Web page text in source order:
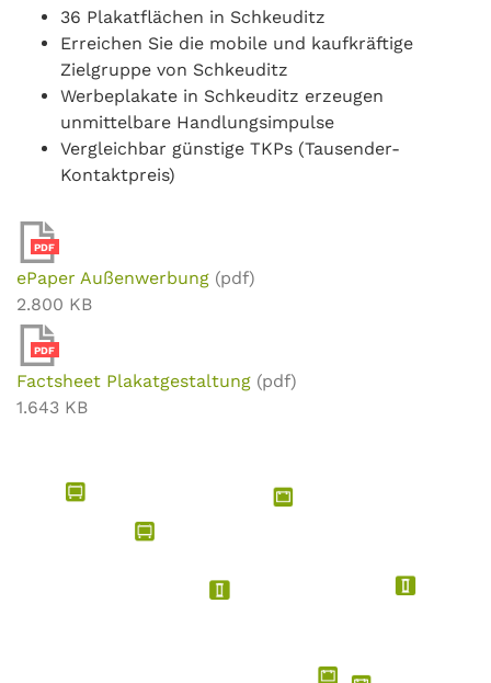
36 Plakatflächen in Schkeuditz
Erreichen Sie die mobile und kaufkräftige
Zielgruppe von Schkeuditz
Werbeplakate in Schkeuditz erzeugen
unmittelbare Handlungsimpulse
Vergleichbar günstige TKPs (Tausender-
Kontaktpreis)
PDF
ePaper Außenwerbung (pdf)
2.800 KB
PDF
Factsheet Plakatgestaltung (pdf)
1.643 KB